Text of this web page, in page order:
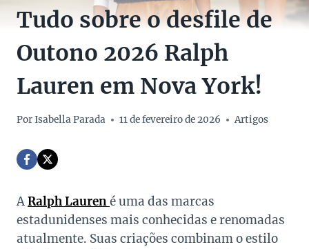
Tudo sobre o desfile de
Outono 2026 Ralph
Lauren em Nova York!
PorIsabella Parada 11 de fevereiro de 2026 Artigos
ARalph Laurené uma das marcas
estadunidenses mais conhecidas e renomadas
atualmente. Suas criações combinam o estilo